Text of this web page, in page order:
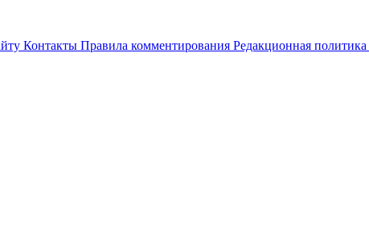
Контакты Правила комментирования Редакционная политика